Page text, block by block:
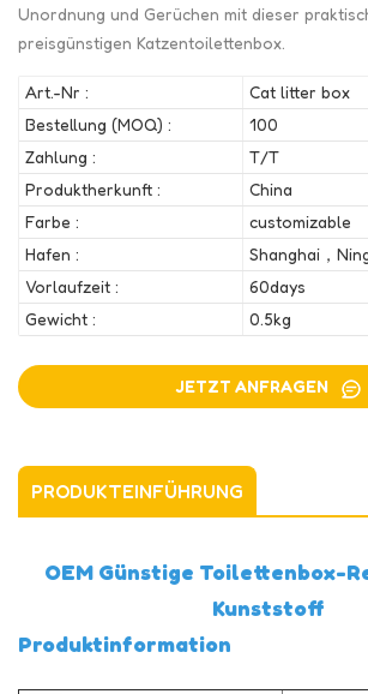
Unordnung und Gerüchen mit dieser
preisgünstigen Katzentoilettenbox.
Art.-Nr :
Cat litter box
Bestellung (MOQ) :
100
Zahlung :
T/T
Produktherkunft :
China
Farbe :
customizable
Hafen :
Shanghai，
Vorlaufzeit :
60days
Gewicht :
0.5kg
JETZT ANFRAGEN
PRODUKTEINFÜHRUNG
OEM Günstige Toilettenbox-
Kunststoff
Produktinformation